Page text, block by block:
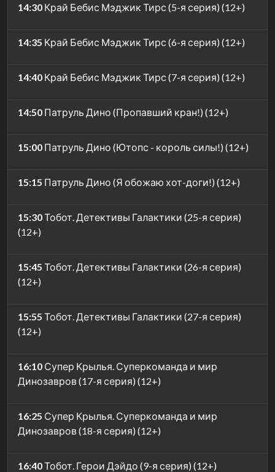
14:30 Край Бебис Мэджик Тирс (5-я серия) (12+)
14:35 Край Бебис Мэджик Тирс (6-я серия) (12+)
14:40 Край Бебис Мэджик Тирс (7-я серия) (12+)
14:50 Патруль Дино (Пропавший кран!) (12+)
15:00 Патруль Дино (Ютопс - король силы!) (12+)
15:15 Патруль Дино (Я обожаю хот-доги!) (12+)
15:30Тобот. Детективы Галактики (25-я серия)
(12+)
15:45 Тобот. Детективы Галактики (26-я серия)
(12+)
15:55 Тобот. Детективы Галактики (27-я серия)
(12+)
16:10 Супер Крылья. Суперкоманда и мир
Динозавров (17-я серия) (12+)
16:25 Супер Крылья. Суперкоманда и мир
Динозавров (18-я серия) (12+)
16:40Тобот. Герои Дэйдо (9-я серия) (12+)